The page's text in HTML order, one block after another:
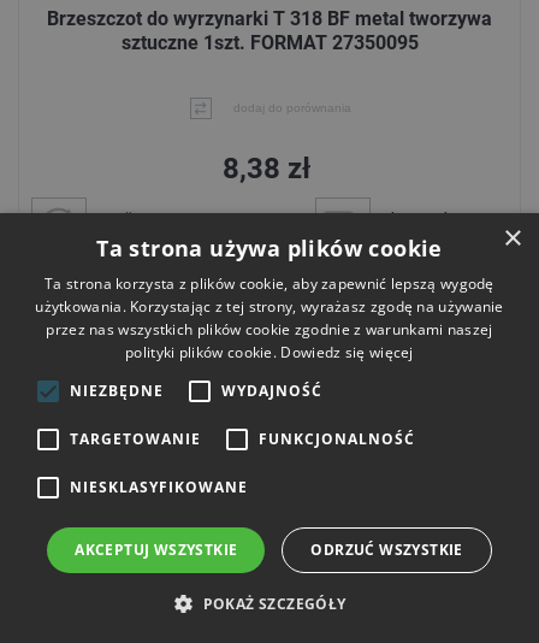
Brzeszczot do wyrzynarki T 318 BF metal tworzywa
sztuczne 1szt. FORMAT 27350095
dodaj do porównania
8,38 zł
wysyłka
darmowa dostawa
Do koszyka
×
Ta strona używa plików cookie
Ta strona korzysta z plików cookie, aby zapewnić lepszą wygodę
użytkowania. Korzystając z tej strony, wyrażasz zgodę na używanie
przez nas wszystkich plików cookie zgodnie z warunkami naszej
polityki plików cookie. Dowiedz się więcej
NIEZBĘDNE
WYDAJNOŚĆ
TARGETOWANIE FUNKCJONALNOŚĆ
NIESKLASYFIKOWANE
AKCEPTUJ WSZYSTKIE ODRZUĆ WSZYSTKIE
POKAŻ SZCZEGÓŁY